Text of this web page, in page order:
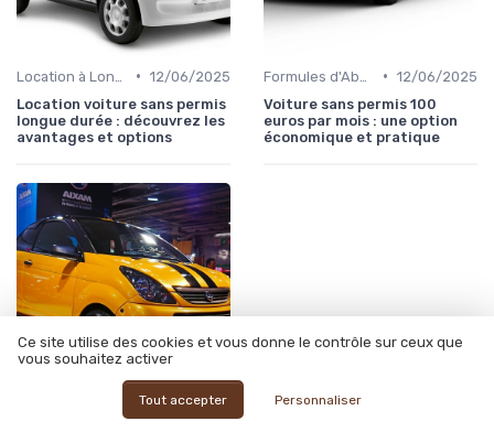
• 12/06/2025
Location voiture sans permis
longue durée : découvrez les
avantages et options
• 12/06/2025
Voiture sans permis 100
euros par mois : une option
économique et pratique
• 12/06/2025
Ce site utilise des cookies et vous donne le contrôle sur ceux que
vous souhaitez activer
Tout accepter Personnaliser